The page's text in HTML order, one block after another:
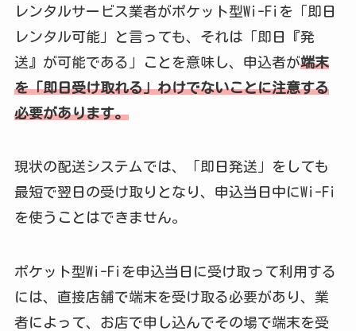
レンタルサービス業者がポケット型Wi-Fiを「即日
レンタル可能」と言っても、それは「即日『発
送』が可能である」ことを意味し、申込者が端末
を「即日受け取れる」わけでないことに注意する
必要があります。
現状の配送システムでは、「即日発送」をしても
最短で翌日の受け取りとなり、申込当日中にWi-Fi
を使うことはできません。
ポケット型Wi-Fiを申込当日に受け取って利用する
には、直接店舗で端末を受け取る必要があり、業
者によって、お店で申し込んでその場で端末を受